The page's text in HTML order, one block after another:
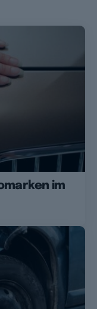
im